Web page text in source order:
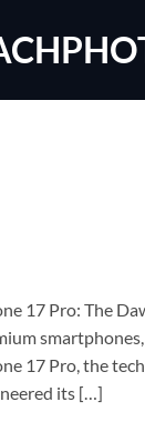
17 Pro: The
17 Pro, the
its […]